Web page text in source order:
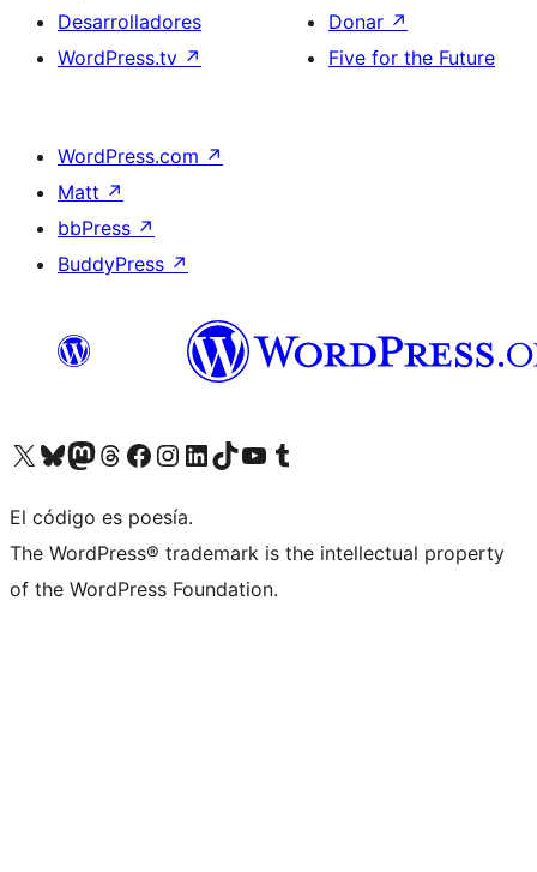
Desarrolladores
WordPress.tv ↗
Donar ↗
Five for the Future
WordPress.com ↗
Matt ↗
bbPress ↗
BuddyPress ↗
Visita nuestra cuenta de X (anteriormente Twitter)
Visita nuestra cuenta de Bluesky
Visita nuestra cuenta de Mastodon
Visita nuestra cuenta de Threads
Visita nuestra página de Facebook
Visita nuestra cuenta de Instagram
Visita nuestra cuenta de LinkedIn
Visita nuestra cuenta de TikTok
Visita nuestro canal de YouTube
Visita nuestra cuenta de Tumblr
El código es poesía.
The WordPress® trademark is the intellectual property
of the WordPress Foundation.